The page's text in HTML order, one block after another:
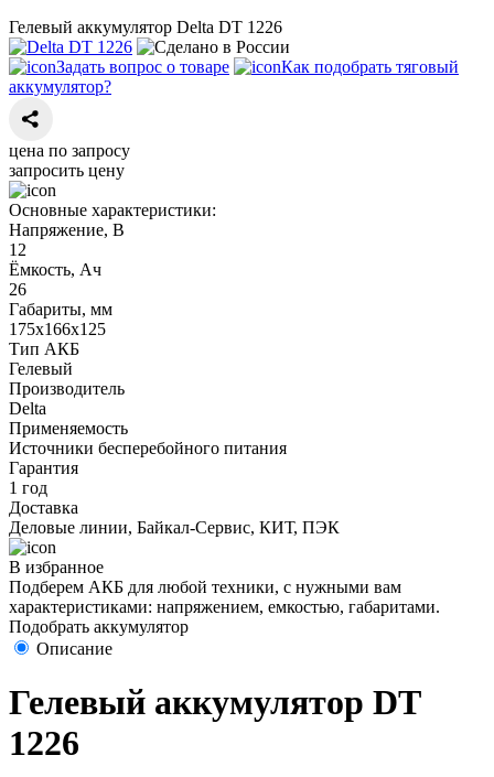
Гелевый аккумулятор Delta DT 1226
Задать вопрос о товаре
Как подобрать тяговый
аккумулятор?
цена по запросу
запросить цену
Основные характеристики:
Напряжение, В
12
Ёмкость, Ач
26
Габариты, мм
175х166х125
Тип АКБ
Гелевый
Производитель
Delta
Применяемость
Источники бесперебойного питания
Гарантия
1 год
Доставка
Деловые линии, Байкал-Сервис, КИТ, ПЭК
В избранное
Подберем АКБ для любой техники, с нужными вам
характеристиками: напряжением, емкостью, габаритами.
Подобрать аккумулятор
Описание
Гелевый аккумулятор DT
1226